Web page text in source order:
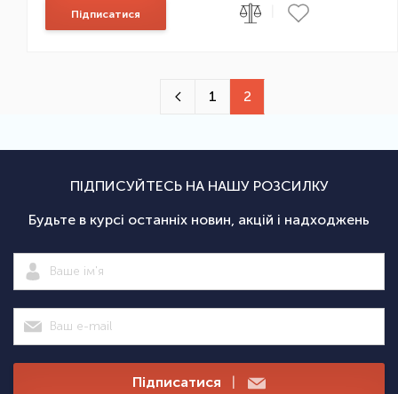
Підписатися
1 2
ПІДПИСУЙТЕСЬ НА НАШУ РОЗСИЛКУ
Будьте в курсі останніх новин, акцій і надходжень
Підписатися |